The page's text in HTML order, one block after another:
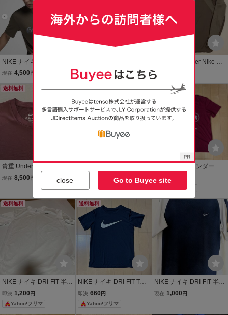
ツ ロンT メンズ L
NIKE ナイキ undercover
アンダーカバー NikeLab
Gyakusou ギャクソウ Dri-
Fit 半袖Tシャツ S
現在 4,500 円
ーカバー × NIKE ナイキ】
TシャツM 限定コラボモデ
ル 「GYAKUSOU ギャク
ソウ」 「GIRA Dri-FIT」
人気アイテム
現在 3,990円
貴重 Undercover Nike Gy
akusou Tシャツ M アンダ
ーカバー ナイキ コラボ D
RI-FIT 長袖 2
現在
送料無料
貴重 Undercover Nike Gy
akusou Tシャツ アンダー
カバー ナイキ DRI-FIT 半
現在 8,500 円
送料無料
カバー ナイキ コラボ DRI
円
送料無料
NIKE ナイキ アンダーカ
袖 バーガンディ メンズ
即決 3,300
Yahoo!フリマ
送料無料
NIKE ナイキ DRI-FIT 半袖
Tシャツ ホワイト メンズ
即決 1,200 円
Yahoo!フリマ
送料無料
NIKE ナイキ DRI-FIT Tシ
ャツ 半袖 キッズ
即決 660 円
Yahoo!フリマ
NIKE ナイキ DRI-FIT 半袖
Tシャツ ネイビー×ホワイ
現在 1,000 円
close Go to Buyee site